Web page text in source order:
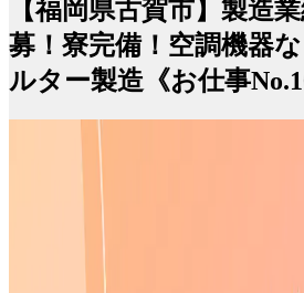
【福岡県古賀市】製造
募！寮完備！空調機器
ルター製造《お仕事